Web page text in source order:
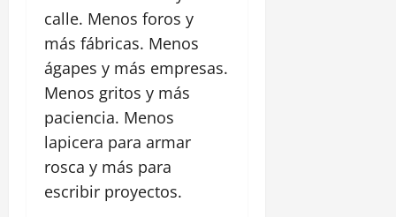
calle. Menos foros y
más fábricas. Menos
ágapes y más empresas.
Menos gritos y más
paciencia. Menos
lapicera para armar
rosca y más para
escribir proyectos.